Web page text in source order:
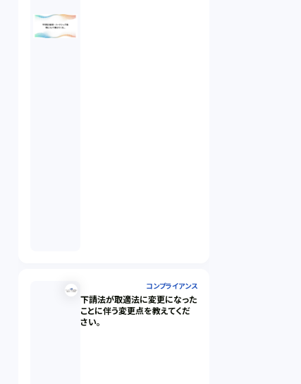
コンプライアンス
下請法が取適法に変更になった
ことに伴う変更点を教えてくだ
さい。